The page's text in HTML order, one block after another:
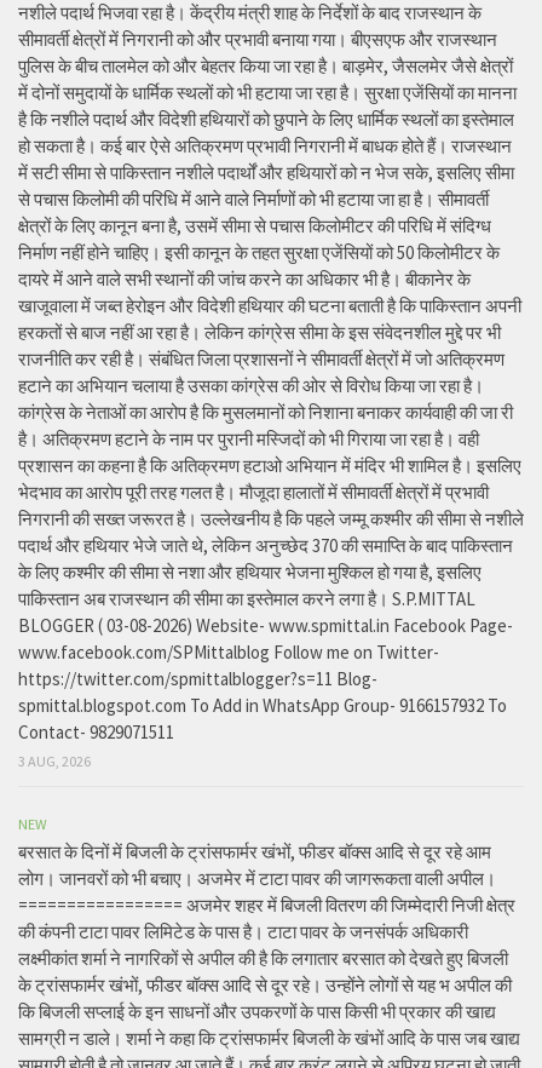
नशीले पदार्थ भिजवा रहा है। केंद्रीय मंत्री शाह के निर्देशों के बाद राजस्थान के
सीमावर्ती क्षेत्रों में निगरानी को और प्रभावी बनाया गया। बीएसएफ और राजस्थान
पुलिस के बीच तालमेल को और बेहतर किया जा रहा है। बाड़मेर, जैसलमेर जैसे क्षेत्रों
में दोनों समुदायों के धार्मिक स्थलों को भी हटाया जा रहा है। सुरक्षा एजेंसियों का मानना
है कि नशीले पदार्थ और विदेशी हथियारों को छुपाने के लिए धार्मिक स्थलों का इस्तेमाल
हो सकता है। कई बार ऐसे अतिक्रमण प्रभावी निगरानी में बाधक होते हैं। राजस्थान
में सटी सीमा से पाकिस्तान नशीले पदार्थों और हथियारों को न भेज सके, इसलिए सीमा
से पचास किलोमी की परिधि में आने वाले निर्माणों को भी हटाया जा हा है। सीमावर्ती
क्षेत्रों के लिए कानून बना है, उसमें सीमा से पचास किलोमीटर की परिधि में संदिग्ध
निर्माण नहीं होने चाहिए। इसी कानून के तहत सुरक्षा एजेंसियों को 50 किलोमीटर के
दायरे में आने वाले सभी स्थानों की जांच करने का अधिकार भी है। बीकानेर के
खाजूवाला में जब्त हेरोइन और विदेशी हथियार की घटना बताती है कि पाकिस्तान अपनी
हरकतों से बाज नहीं आ रहा है। लेकिन कांग्रेस सीमा के इस संवेदनशील मुद्दे पर भी
राजनीति कर रही है। संबंधित जिला प्रशासनों ने सीमावर्ती क्षेत्रों में जो अतिक्रमण
हटाने का अभियान चलाया है उसका कांग्रेस की ओर से विरोध किया जा रहा है।
कांग्रेस के नेताओं का आरोप है कि मुसलमानों को निशाना बनाकर कार्यवाही की जा री
है। अतिक्रमण हटाने के नाम पर पुरानी मस्जिदों को भी गिराया जा रहा है। वही
प्रशासन का कहना है कि अतिक्रमण हटाओ अभियान में मंदिर भी शामिल है। इसलिए
भेदभाव का आरोप पूरी तरह गलत है। मौजूदा हालातों में सीमावर्ती क्षेत्रों में प्रभावी
निगरानी की सख्त जरूरत है। उल्लेखनीय है कि पहले जम्मू कश्मीर की सीमा से नशीले
पदार्थ और हथियार भेजे जाते थे, लेकिन अनुच्छेद 370 की समाप्ति के बाद पाकिस्तान
के लिए कश्मीर की सीमा से नशा और हथियार भेजना मुश्किल हो गया है, इसलिए
पाकिस्तान अब राजस्थान की सीमा का इस्तेमाल करने लगा है। S.P.MITTAL
BLOGGER ( 03-08-2026) Website- www.spmittal.in Facebook Page-
www.facebook.com/SPMittalblog Follow me on Twitter-
https://twitter.com/spmittalblogger?s=11 Blog-
spmittal.blogspot.com To Add in WhatsApp Group- 9166157932 To
Contact- 9829071511
3 AUG, 2026
NEW
बरसात के दिनों में बिजली के ट्रांसफार्मर खंभों, फीडर बॉक्स आदि से दूर रहे आम
लोग। जानवरों को भी बचाए। अजमेर में टाटा पावर की जागरूकता वाली अपील।
================= अजमेर शहर में बिजली वितरण की जिम्मेदारी निजी क्षेत्र
की कंपनी टाटा पावर लिमिटेड के पास है। टाटा पावर के जनसंपर्क अधिकारी
लक्ष्मीकांत शर्मा ने नागरिकों से अपील की है कि लगातार बरसात को देखते हुए बिजली
के ट्रांसफार्मर खंभों, फीडर बॉक्स आदि से दूर रहे। उन्होंने लोगों से यह भ अपील की
कि बिजली सप्लाई के इन साधनों और उपकरणों के पास किसी भी प्रकार की खाद्य
सामग्री न डाले। शर्मा ने कहा कि ट्रांसफार्मर बिजली के खंभों आदि के पास जब खाद्य